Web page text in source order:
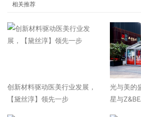
相关推荐
​创新材料驱动医美行业发展，
【黛丝淳】领先一步
光与美的
星与